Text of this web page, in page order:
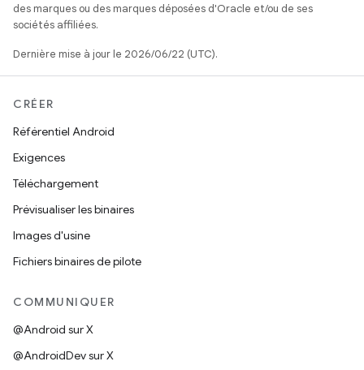
des marques ou des marques déposées d'Oracle et/ou de ses
sociétés affiliées.
Dernière mise à jour le 2026/06/22 (UTC).
CRÉER
Référentiel Android
Exigences
Téléchargement
Prévisualiser les binaires
Images d'usine
Fichiers binaires de pilote
COMMUNIQUER
@Android sur X
@AndroidDev sur X